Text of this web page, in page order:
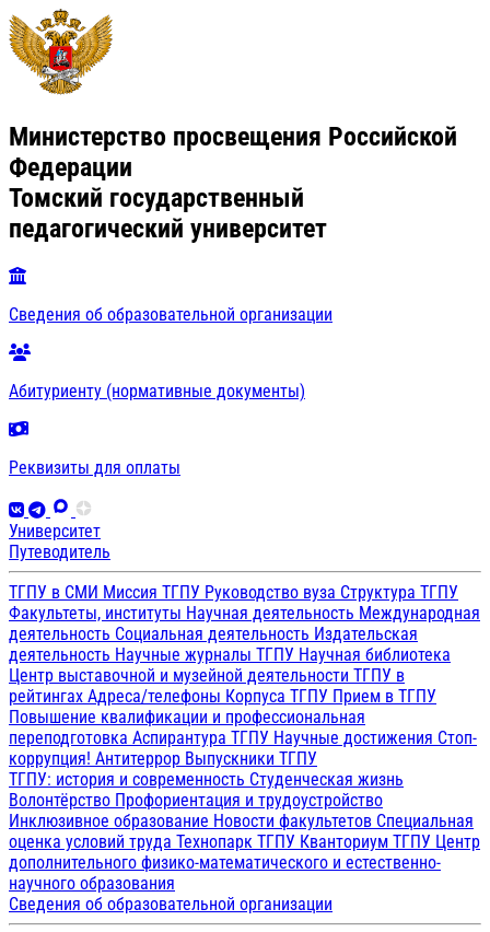
Министерство просвещения Российской
Федерации
Томский государственный
педагогический университет
Сведения об образовательной организации
Абитуриенту (нормативные документы)
Реквизиты для оплаты
Университет
Путеводитель
ТГПУ в СМИ Миссия ТГПУ Руководство вуза Структура ТГПУ
Факультеты, институты Научная деятельность Международная
деятельность Социальная деятельность Издательская
деятельность Научные журналы ТГПУ Научная библиотека
Центр выставочной и музейной деятельности ТГПУ в
рейтингах Адреса/телефоны Корпуса ТГПУ Прием в ТГПУ
Повышение квалификации и профессиональная
переподготовка Аспирантура ТГПУ Научные достижения Стоп-
коррупция! Антитеррор Выпускники ТГПУ
ТГПУ: история и современность Студенческая жизнь
Волонтёрство Профориентация и трудоустройство
Инклюзивное образование Новости факультетов Специальная
оценка условий труда Технопарк ТГПУ Кванториум ТГПУ Центр
дополнительного физико-математического и естественно-
научного образования
Сведения об образовательной организации